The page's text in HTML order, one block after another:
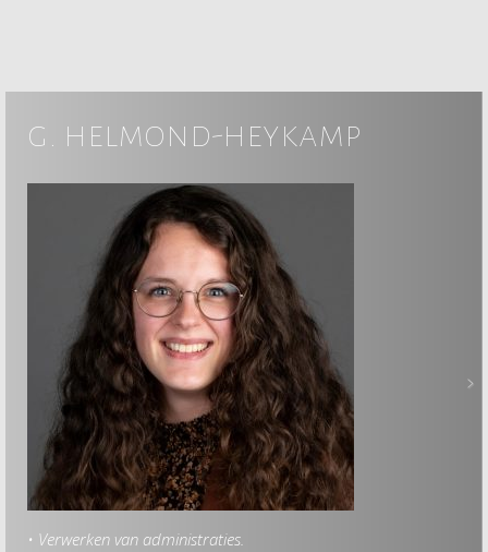
g. helmond-heykamp
• Verwerken van administraties.
>